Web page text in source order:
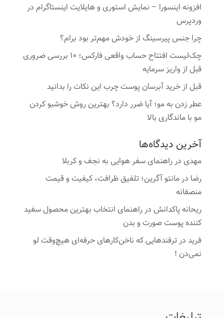
افزونه اینسورا – نمایش استوری و هایلایت اینستاگرام در
وردپرس
چرا جنس پیرسینگ از خودش مهم‌تر بود برام؟
چک‌لیست افتتاح حساب واقعی فارکس؛ ۱۰ بررسی ضروری
قبل از واریز سرمایه
قبل از خرید آبرسان پوست چرب این نکات را بدانید
عطر زدن به مو؛ آیا ضرر دارد؟ بهترین روش خوشبو کردن
مو با ماندگاری بالا
آخرین دیدگاه‌ها
مهدیدرراهنمای سفر هوایی به نجف و کربلا
رضا درمانتو آگرین؛ تلفیق ظرافت، کیفیت و قیمت
منصفانه
ریحانه پاکدانشدرراهنمای انتخاب بهترین محصول سفید
کننده پوست صورت و بدن
فریددرترفندهایی که ناخن‌کارهای حرفه‌ای هیچ‌وقت لو
نمی‌دن !